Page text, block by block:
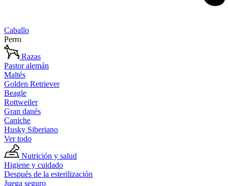
Caballo
Perro
Razas
Pastor alemán
Maltés
Golden Retriever
Beagle
Rottweiler
Gran danés
Caniche
Husky Siberiano
Ver todo
Nutrición y salud
Higiene y cuidado
Después de la esterilización
Juega seguro